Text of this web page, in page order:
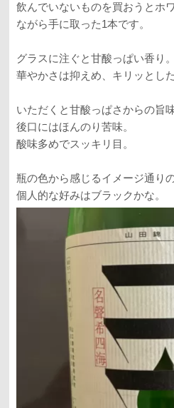
飲んでいないものを買おうとホ
ながら手に取った1本です。
グラスに注ぐと甘酸っぱい香り。
華やかさは抑えめ、キリッとした
いただくと甘酸っぱさからの旨味
後口にはほんのり苦味。
酸味多めでスッキリ目。
瓶の色から感じるイメージ通り
個人的な好みはブラックかな。